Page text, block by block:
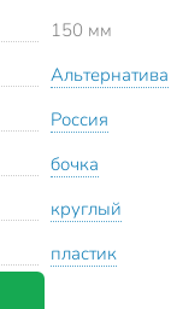
150 мм
Альтернатива
Россия
бочка
круглый
пластик